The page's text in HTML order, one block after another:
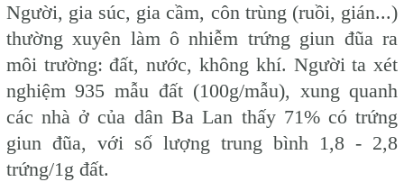
Người, gia súc, gia cầm, côn trùng (ruồi, gián...)
thường xuyên làm ô nhiễm trứng giun đũa ra
môi trường: đất, nước, không khí. Người ta xét
nghiệm 935 mẫu đất (100g/mẫu), xung quanh
các nhà ở của dân Ba Lan thấy 71% có trứng
giun đũa, với số lượng trung bình 1,8 - 2,8
trứng/1g đất.